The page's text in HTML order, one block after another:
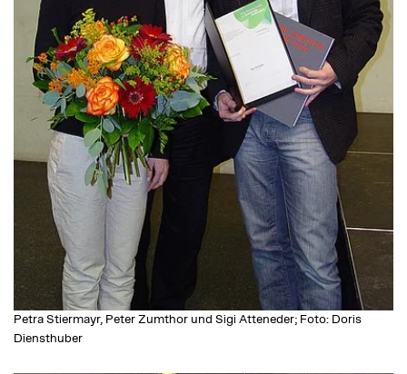
Petra Stiermayr, Peter Zumthor und Sigi Atteneder; Foto: Doris
Diensthuber